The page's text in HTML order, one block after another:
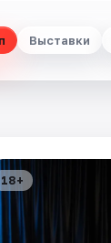
Выставки
18+